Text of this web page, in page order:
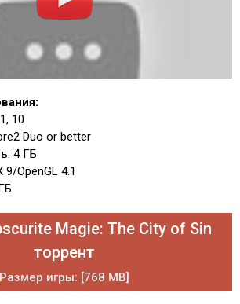
10
Duo or better
4 ГБ
9/OpenGL 4.1
Magie: The City of Sin
торрент
Размер игры: [768 MB]